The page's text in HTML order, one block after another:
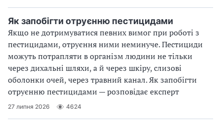
Як запобігти отруєнню пестицидами
Якщо не дотримуватися певних вимог при роботі з
пестицидами, отруєння ними неминуче. Пестициди
можуть потрапляти в організм людини не тільки
через дихальні шляхи, а й через шкіру, слизові
оболонки очей, через травний канал. Як запобігти
отруєнню пестицидами — розповідає експерт
27 липня 2026 4624